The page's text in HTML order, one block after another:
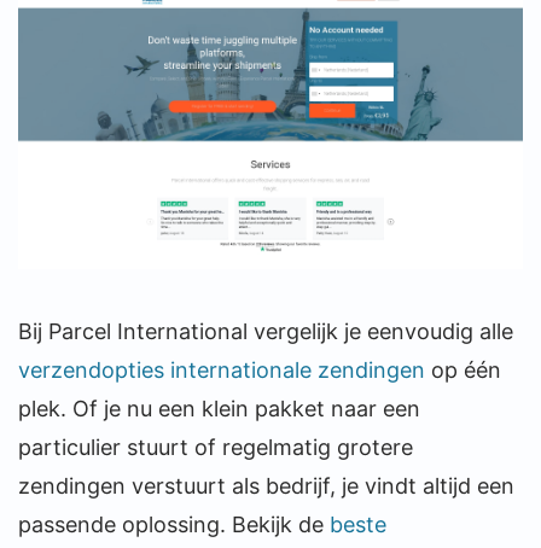
Bij Parcel International vergelijk je eenvoudig alle
verzendopties internationale zendingen op één
plek. Of je nu een klein pakket naar een
particulier stuurt of regelmatig grotere
zendingen verstuurt als bedrijf, je vindt altijd een
passende oplossing. Bekijk de beste